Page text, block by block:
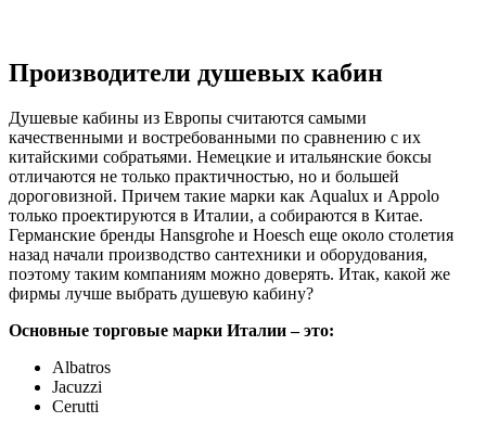
Производители душевых кабин
Душевые кабины из Европы считаются самыми
качественными и востребованными по сравнению с их
китайскими собратьями. Немецкие и итальянские боксы
отличаются не только практичностью, но и большей
дороговизной. Причем такие марки как Aqualux и Appolo
только проектируются в Италии, а собираются в Китае.
Германские бренды Hansgrohe и Hoesch еще около столетия
назад начали производство сантехники и оборудования,
поэтому таким компаниям можно доверять. Итак, какой же
фирмы лучше выбрать душевую кабину?
Основные торговые марки Италии – это:
Albatros
Jacuzzi
Cerutti